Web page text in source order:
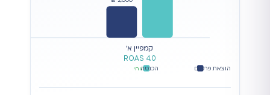
קמפיין א׳
ROAS 4.0
רווחי הוצאת פרסום הכנסה